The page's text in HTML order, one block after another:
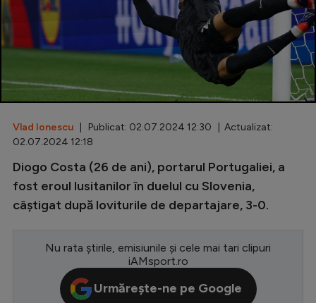
Fotbal feminin
Special
Inedit
Clasamente
Champions League
Conference League
CM 2026
Vlad Ionescu | Publicat: 02.07.2024 12:30 | Actualizat:
02.07.2024 12:18
Diogo Costa (26 de ani), portarul Portugaliei, a
fost eroul lusitanilor în duelul cu Slovenia,
câștigat după loviturile de departajare, 3-0.
Nu rata știrile, emisiunile și cele mai tari clipuri
iAMsport.ro
Urmărește-ne pe Google